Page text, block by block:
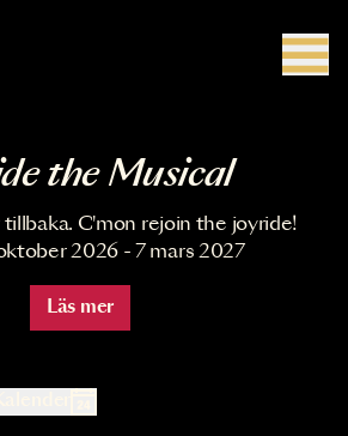
the Musical
tillbaka. C'mon rejoin the joyride!
2026 - 7 mars 2027
Läs mer